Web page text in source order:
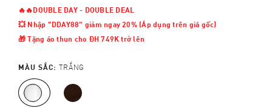
🔥🔥DOUBLE DAY - DOUBLE DEAL
💥 Nhập "DDAY88" giảm ngay 20% (Áp dụng trên giá gốc)
🎁 Tặng áo thun cho ĐH 749K trở lên
MÀU SẮC: TRẮNG